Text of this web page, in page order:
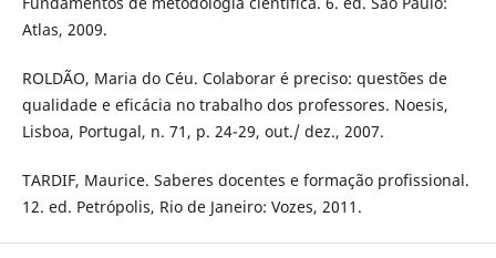
Atlas, 2009.
ROLDÃO, Maria do Céu. Colaborar é preciso: questões de
qualidade e eficácia no trabalho dos professores. Noesis,
Lisboa, Portugal, n. 71, p. 24-29, out./ dez., 2007.
TARDIF, Maurice. Saberes docentes e formação profissional.
12. ed. Petrópolis, Rio de Janeiro: Vozes, 2011.